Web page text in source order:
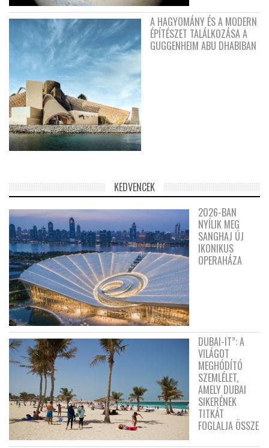
A HAGYOMÁNY ÉS A MODERN
ÉPÍTÉSZET TALÁLKOZÁSA A
GUGGENHEIM ABU DHABIBAN
KEDVENCEK
2026-BAN
NYÍLIK MEG
SANGHAJ ÚJ
IKONIKUS
OPERAHÁZA
DUBAI-IT”: A
VILÁGOT
MEGHÓDÍTÓ
SZEMLÉLET,
AMELY DUBAI
SIKERÉNEK
TITKÁT
FOGLALJA ÖSSZE